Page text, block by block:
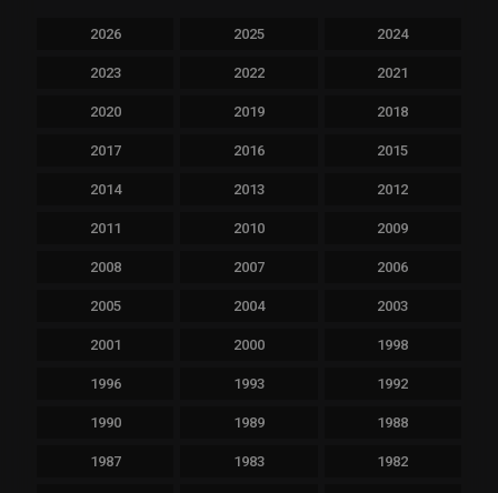
2026 2025 2024
2023 2022 2021
2020 2019 2018
2017 2016 2015
2014 2013 2012
2011 2010 2009
2008 2007 2006
2005 2004 2003
2001 2000 1998
1996 1993 1992
1990 1989 1988
1987 1983 1982